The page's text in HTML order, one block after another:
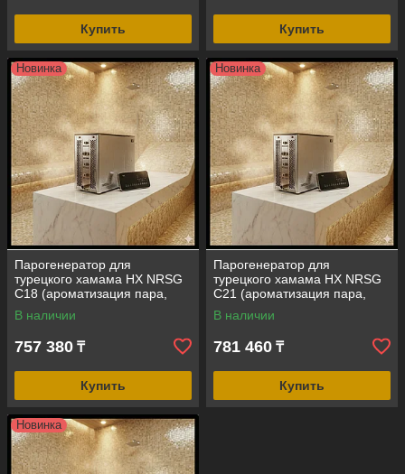
Купить Купить
Новинка
Парогенератор для
турецкого хамама HX NRSG
С18 (ароматизация пара,
автопромывка, мощность =
18 кВт, объем помещения =
В наличии
757 380 ₸
Купить
Новинка
Парогенератор для
турецкого хамама HX NRSG
С21 (ароматизация пара,
автопромывка, мощность =
21 кВт, объем помещения =
В наличии
781 460 ₸
Купить
Новинка